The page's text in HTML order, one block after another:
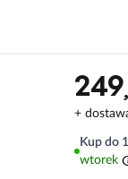
249
+
Kup do
wtorek